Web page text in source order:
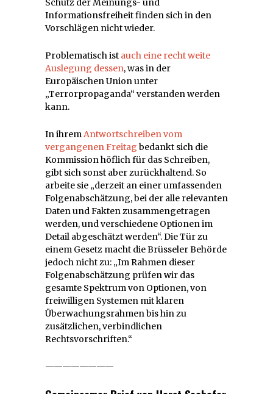
Schutz der Meinungs- und
Informationsfreiheit finden sich in den
Vorschlägen nicht wieder.
Problematisch ist auch eine recht weite
Auslegung dessen, was in der
Europäischen Union unter
„Terrorpropaganda“ verstanden werden
kann.
In ihremAntwortschreiben vom
vergangenen Freitag bedankt sich die
Kommission höflich für das Schreiben,
gibt sich sonst aber zurückhaltend. So
arbeite sie „derzeit an einer umfassenden
Folgenabschätzung, bei der alle relevanten
Daten und Fakten zusammengetragen
werden, und verschiedene Optionen im
Detail abgeschätzt werden“. Die Tür zu
einem Gesetz macht die Brüsseler Behörde
jedoch nicht zu: „Im Rahmen dieser
Folgenabschätzung prüfen wir das
gesamte Spektrum von Optionen, von
freiwilligen Systemen mit klaren
Überwachungsrahmen bis hin zu
zusätzlichen, verbindlichen
Rechtsvorschriften.“
————————